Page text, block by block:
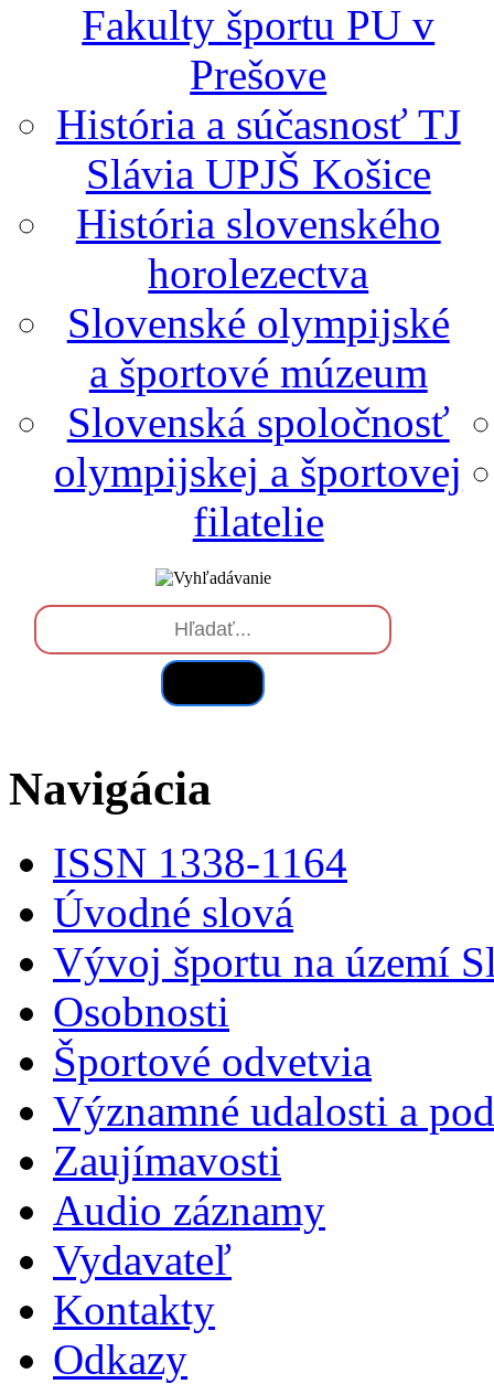
Fakulty športu PU v
Prešove
História a súčasnosť TJ
Slávia UPJŠ Košice
História slovenského
horolezectva
Slovenské olympijské
a športové múzeum
Slovenská spoločnosť
olympijskej a športovej
filatelie
Navigácia
ISSN 1338-1164
Úvodné slová
Vývoj športu na území
Osobnosti
Športové odvetvia
Významné udalosti a
Zaujímavosti
Audio záznamy
Vydavateľ
Kontakty
Odkazy